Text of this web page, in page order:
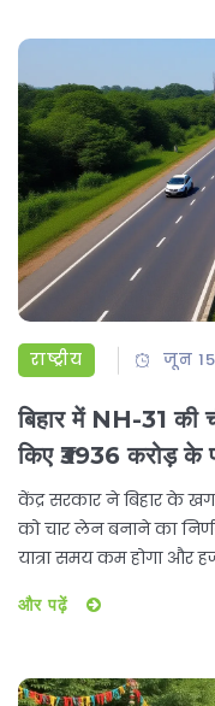
राष्ट्रीय जून
बिहार में NH-31 की
किए ₹3936 करोड़ के
केंद्र सरकार ने बिहार के
को चार लेन बनाने का
यात्रा समय कम होगा और
और पढ़ें